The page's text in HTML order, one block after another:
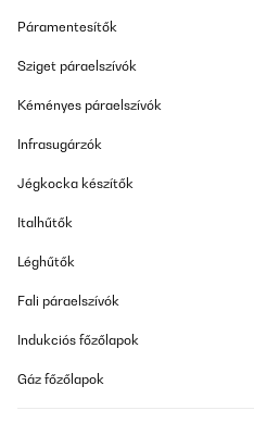
Páramentesítők
Sziget páraelszívók
Kéményes páraelszívók
Infrasugárzók
Jégkocka készítők
Italhűtők
Léghűtők
Fali páraelszívók
Indukciós főzőlapok
Gáz főzőlapok